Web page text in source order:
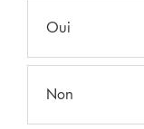
Oui
Non